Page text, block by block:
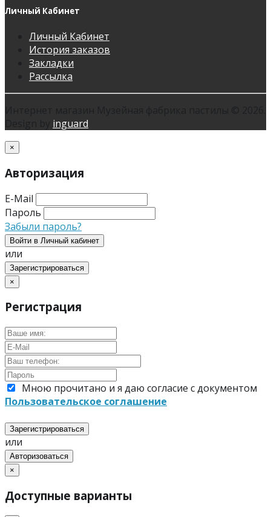
Личный Кабинет
Личный Кабинет
История заказов
Закладки
Рассылка
inguard
×
Авторизация
E-Mail
Пароль
Забыли пароль?
Войти в Личный кабинет
или
Зарегистрироваться
×
Регистрация
Мною прочитано и я даю согласие с документом
Пользовательское соглашение
Зарегистрироваться
или
Авторизоваться
×
Доступные варианты